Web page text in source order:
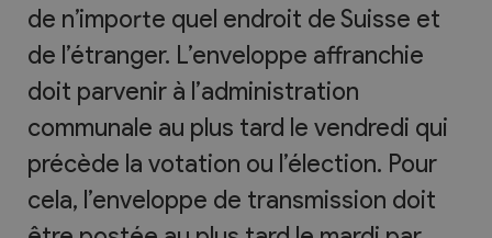
de n’importe quel endroit de Suisse et
de l’étranger. L’enveloppe affranchie
doit parvenir à l’administration
communale au plus tard le vendredi qui
précède la votation ou l’élection. Pour
cela, l’enveloppe de transmission doit